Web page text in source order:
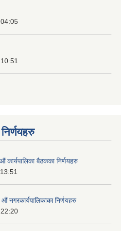
बैठकका निर्णयहरु
निर्णयहरु